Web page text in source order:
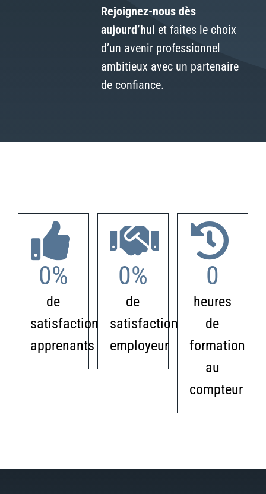
Rejoignez-nous dès
aujourd’hui et faites le choix
d’un avenir professionnel
ambitieux avec un partenaire
de confiance.
0%
de
satisfaction
apprenants
0%
de
satisfaction
employeur
0
heures
de
formation
au
compteur